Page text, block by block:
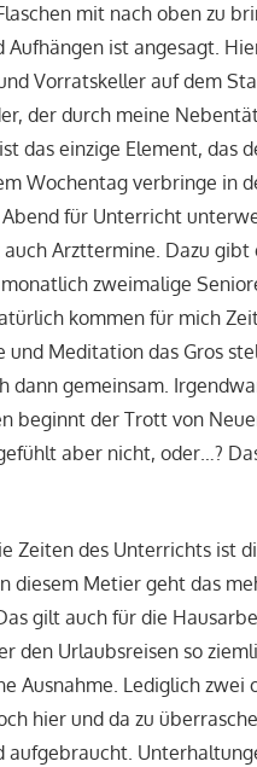
mit nach oben zu
ist angesagt.
Vorratskeller auf dem
der durch meine
das einzige Element, das
Wochentag verbringe in
für Unterricht
Arzttermine. Dazu gibt
zweimalige
kommen für mich
Meditation das Gros
dann gemeinsam.
beginnt der Trott von
aber nicht, oder…?
Zeiten des Unterrichts ist
diesem Metier geht das
gilt auch für die
den Urlaubsreisen so
Ausnahme. Lediglich
hier und da zu
aufgebraucht.